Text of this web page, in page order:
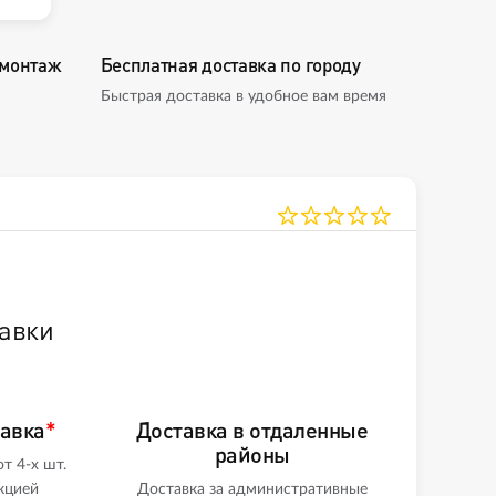
Бесплатная доставка по городу
Быстрая доставка в удобное вам время
*
4-х шт.
Доставка в отдаленные
районы
Доставка за административные